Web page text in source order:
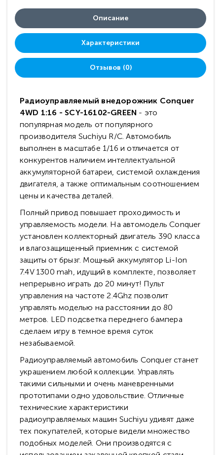
Описание
Характеристики
Отзывов (0)
Радиоуправляемый внедорожник Conquer
4WD 1:16 - SCY-16102-GREEN - это
популярная модель от популярного
производителя Suchiyu R/C. Автомобиль
выполнен в масштабе 1/16 и отличается от
конкурентов наличием интеллектуальной
аккумуляторной батареи, системой охлаждения
двигателя, а также оптимальным соотношением
цены и качества деталей.
Полный привод повышает проходимость и
управляемость модели. На автомодель Conquer
установлен коллекторный двигатель 390 класса
и влагозащищенный приемник с системой
защиты от брызг. Мощный аккумулятор Li-Ion
7.4V 1300 mah, идущий в комплекте, позволяет
непрерывно играть до 20 минут! Пульт
управления на частоте 2.4Ghz позволит
управлять моделью на расстоянии до 80
метров. LED подсветка переднего бампера
сделаем игру в темное время суток
незабываемой.
Радиоуправляемый автомобиль Conquer станет
украшением любой коллекции. Управлять
такими сильными и очень маневренными
прототипами одно удовольствие. Отличные
технические характеристики
радиоуправляемых машин Suchiyu удивят даже
тех покупателей, которые видели множество
подобных моделей. Они производятся с